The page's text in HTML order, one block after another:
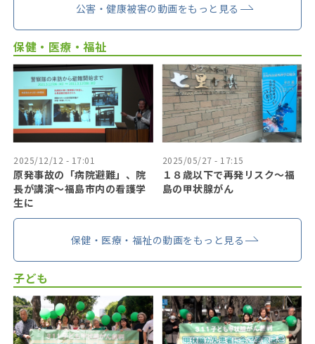
公害・健康被害の動画をもっと見る
保健・医療・福祉
2025/12/12 - 17:01
原発事故の「病院避難」、院
長が講演～福島市内の看護学
生に
2025/05/27 - 17:15
１８歳以下で再発リスク〜福
島の甲状腺がん
保健・医療・福祉の動画をもっと見る
子ども